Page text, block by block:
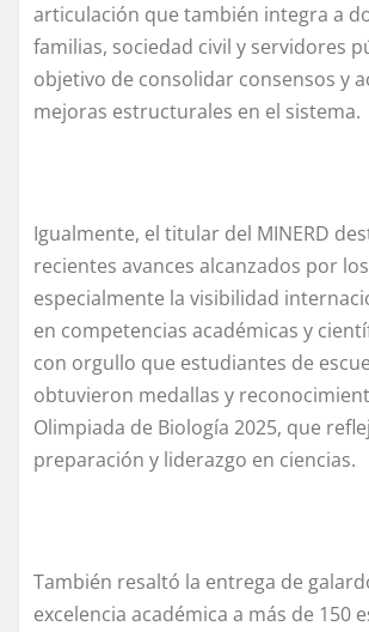
articulación que también integra a
familias, sociedad civil y servidores
objetivo de consolidar consensos y
mejoras estructurales en el sistema.
Igualmente, el titular del MINERD
recientes avances alcanzados por
especialmente la visibilidad
en competencias académicas y
con orgullo que estudiantes de
obtuvieron medallas y
Olimpiada de Biología 2025, que
preparación y liderazgo en ciencias.
También resaltó la entrega de
excelencia académica a más de 150